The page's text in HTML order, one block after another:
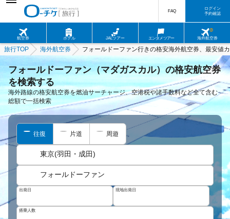
航空券 ホテル JALツアー エンタメツアー 海外航空券
FAQ
ログイン
予約確認
旅行TOP 海外航空券 フォールドーファン行きの格安海外航空券、最安値
フォールドーファン（マダガスカル）の格安航空券
を検索する
海外路線の格安航空券を燃油サーチャージ、空港税や諸手数料など全て含む
総額で一括検索
往復 片道 周遊
東京(羽田・成田)
フォールドーファン
出発日 現地出発日
搭乗人数